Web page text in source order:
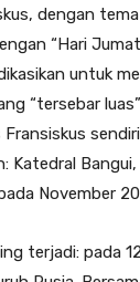
dengan
“Hari Jumat
untuk
“tersebar
Katedral
November
terjadi: pada